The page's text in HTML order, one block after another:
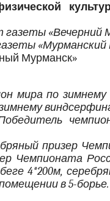
газеты «Вечерний
«Мурманский
Мурманск»
мира по зимнему
призер
Чемпионата
4*200м,
в 5-борье.